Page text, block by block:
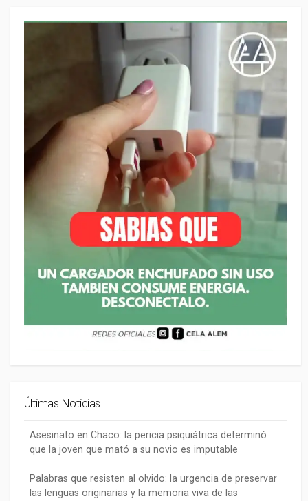
Últimas Noticias
Asesinato en Chaco: la pericia psiquiátrica determinó
que la joven que mató a su novio es imputable
Palabras que resisten al olvido: la urgencia de preservar
las lenguas originarias y la memoria viva de las